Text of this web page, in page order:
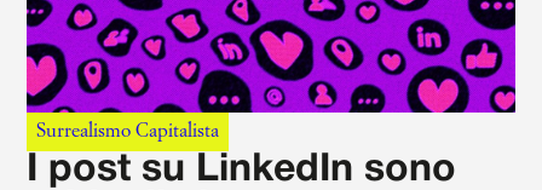
Surrealismo Capitalista
I post su LinkedIn sono